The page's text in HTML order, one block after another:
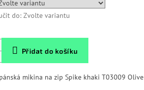
do: Zvolte variantu
Přidat do košíku
mikina na zip Spike khaki T03009 Olive